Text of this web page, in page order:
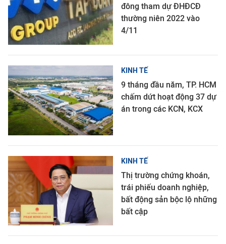
đông tham dự ĐHĐCĐ
thường niên 2022 vào
4/11
KINH TẾ
9 tháng đầu năm, TP. HCM
chấm dứt hoạt động 37 dự
án trong các KCN, KCX
KINH TẾ
Thị trường chứng khoán,
trái phiếu doanh nghiệp,
bất động sản bộc lộ những
bất cập